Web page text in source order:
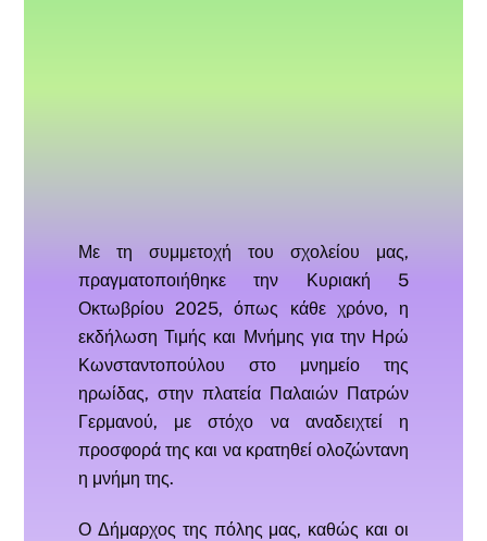
Με τη συμμετοχή του σχολείου μας,
πραγματοποιήθηκε την Κυριακή 5
Οκτωβρίου 2025, όπως κάθε χρόνο, η
εκδήλωση Τιμής και Μνήμης για την Ηρώ
Κωνσταντοπούλου στο μνημείο της
ηρωίδας, στην πλατεία Παλαιών Πατρών
Γερμανού, με στόχο να αναδειχτεί η
προσφορά της και να κρατηθεί ολοζώντανη
η μνήμη της.
Ο Δήμαρχος της πόλης μας, καθώς και οι